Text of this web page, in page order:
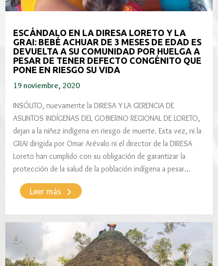
ESCÁNDALO EN LA DIRESA LORETO Y LA
GRAI: BEBÉ ACHUAR DE 3 MESES DE EDAD ES
DEVUELTA A SU COMUNIDAD POR HUELGA A
PESAR DE TENER DEFECTO CONGÉNITO QUE
PONE EN RIESGO SU VIDA
19 noviembre, 2020
INSÓLITO, nuevamente la DIRESA Y LA GERENCIA DE
ASUNTOS INDÍGENAS DEL GOBIERNO REGIONAL DE LORETO,
dejan a la niñez indígena en riesgo de muerte. Esta vez, ni la
GRAI dirigida por Omar Arévalo ni el director de la DIRESA
Loreto han cumplido con su obligación de garantizar la
protección de la salud de la población indígena a pesar…
Leer más keyboard_arrow_right